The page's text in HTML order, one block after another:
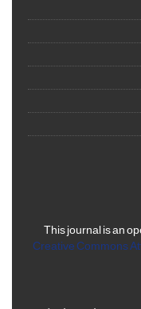
This journal is an
Creative Commons